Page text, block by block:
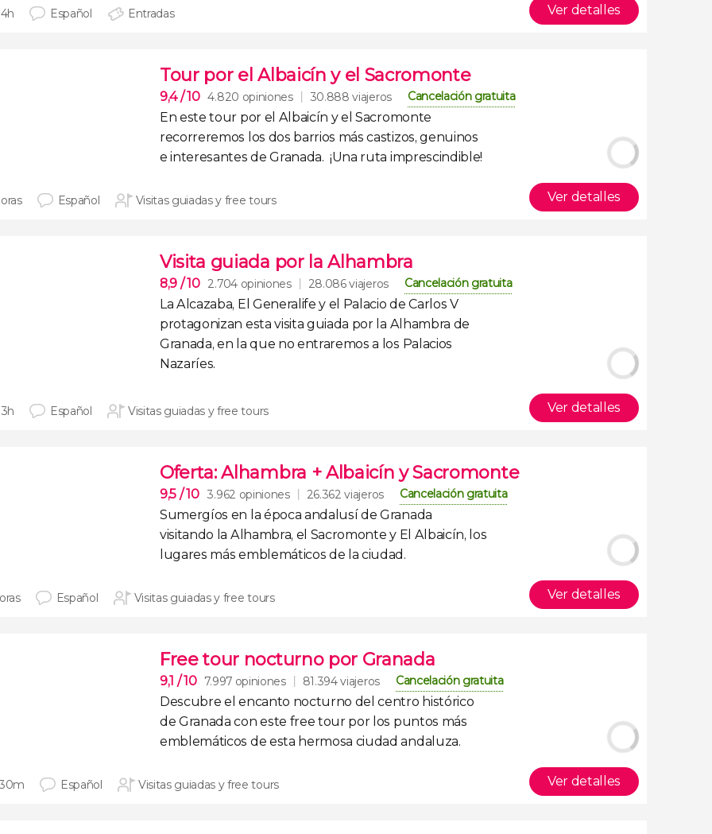
Español Entradas Ver detalles
Tour por el Albaicín y el Sacromonte
9,4/ 10 4.820 opiniones 30.888 viajeros Cancelación gratuita
En estetour por el Albaicín y el Sacromonte
recorreremos los dos barrios más castizos, genuinos
e interesantes de Granada. ¡Una ruta imprescindible!
Español Visitas guiadas y free tours Ver detalles
Visita guiada por la Alhambra
8,9 / 10 2.704 opiniones 28.086 viajeros Cancelación gratuita
La Alcazaba, El Generalife y el Palacio de Carlos V
protagonizan estavisita guiada por la Alhambra de
Granada, en la que no entraremos a los Palacios
Nazaríes.
Español Visitas guiadas y free tours Ver detalles
Oferta: Alhambra + Albaicín y Sacromonte
9,5 / 10 3.962 opiniones 26.362 viajeros Cancelación gratuita
Sumergíos en la época andalusí de Granada
visitando la Alhambra, el Sacromonte y El Albaicín, los
lugares más emblemáticos de la ciudad.
Español Visitas guiadas y free tours Ver detalles
Free tour nocturno por Granada
9,1 / 10 7.997 opiniones 81.394 viajeros Cancelación gratuita
Descubre el encanto nocturno del centro histórico
de Granada con este free tour por los puntos más
emblemáticos de esta hermosa ciudad andaluza.
Español Visitas guiadas y free tours Ver detalles